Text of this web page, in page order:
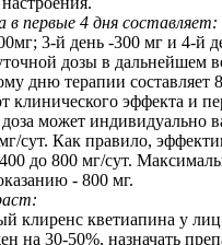
в первые 4 дня составляет:
3-й день -300 мг и 4-й
дозы в дальнейшем
дню терапии составляет
клинического эффекта и
доза может индивидуально
сут. Как правило,
до 800 мг/сут.
- 800 мг.
клиренс кветиапина у
на 30-50%, назначать